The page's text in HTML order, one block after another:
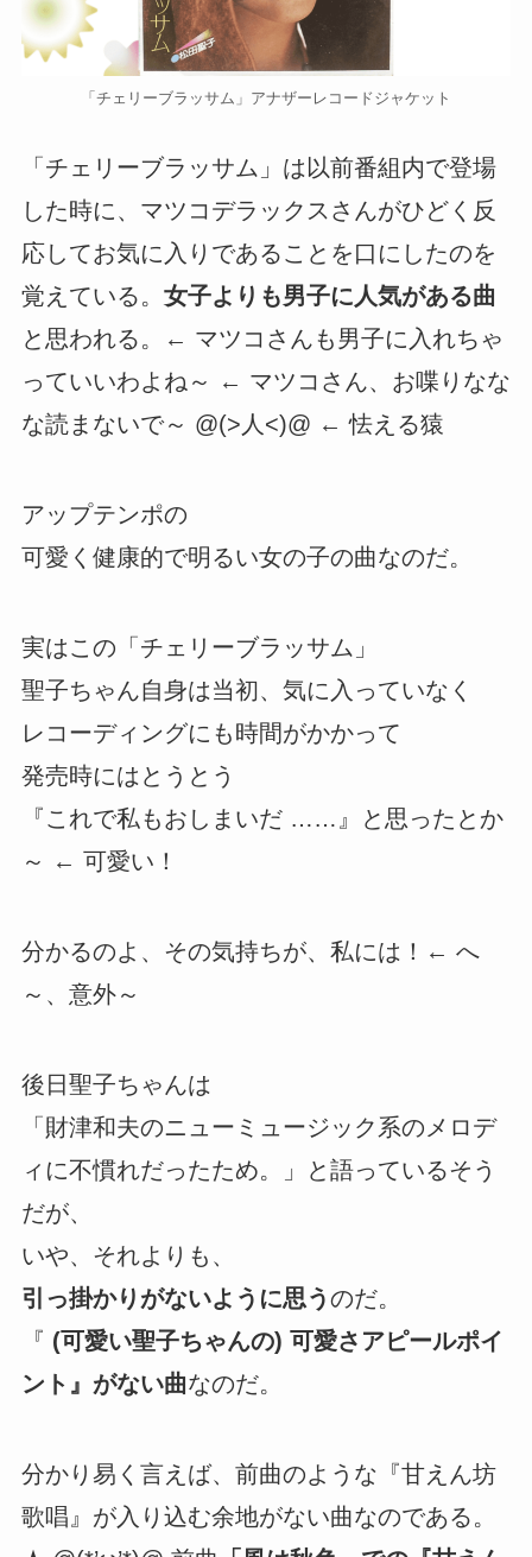
「チェリーブラッサム」アナザーレコードジャケット
「チェリーブラッサム」は以前番組内で登場
した時に、マツコデラックスさんがひどく反
応してお気に入りであることを口にしたのを
覚えている。 女子よりも男子に人気がある曲
と思われる。← マツコさんも男子に入れちゃ
っていいわよね～ ← マツコさん、お喋りなな
な読まないで～ @(>人<)@ ← 怯える猿
アップテンポの
可愛く健康的で明るい女の子の曲なのだ。
実はこの「チェリーブラッサム」
聖子ちゃん自身は当初、気に入っていなく
レコーディングにも時間がかかって
発売時にはとうとう
『これで私もおしまいだ ……』と思ったとか
～ ← 可愛い！
分かるのよ、その気持ちが、私には！← へ
～、意外～
後日聖子ちゃんは
「財津和夫のニューミュージック系のメロデ
ィに不慣れだったため。」と語っているそう
だが、
いや、それよりも、
引っ掛かりがないように思うのだ。
『 (可愛い聖子ちゃんの) 可愛さアピールポイ
ント』がない曲なのだ。
分かり易く言えば、前曲のような『甘えん坊
歌唱』が入り込む余地がない曲なのである。